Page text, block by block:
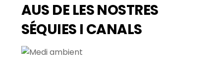
AUS DE LES NOSTRES
SÉQUIES I CANALS